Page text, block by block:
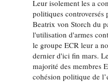
Leur isolement les a
politiques controversés
Beatrix von Storch du
l'utilisation d'armes
le groupe ECR leur a
dernier d'ici fin mars.
majorité des membres
cohésion politique de